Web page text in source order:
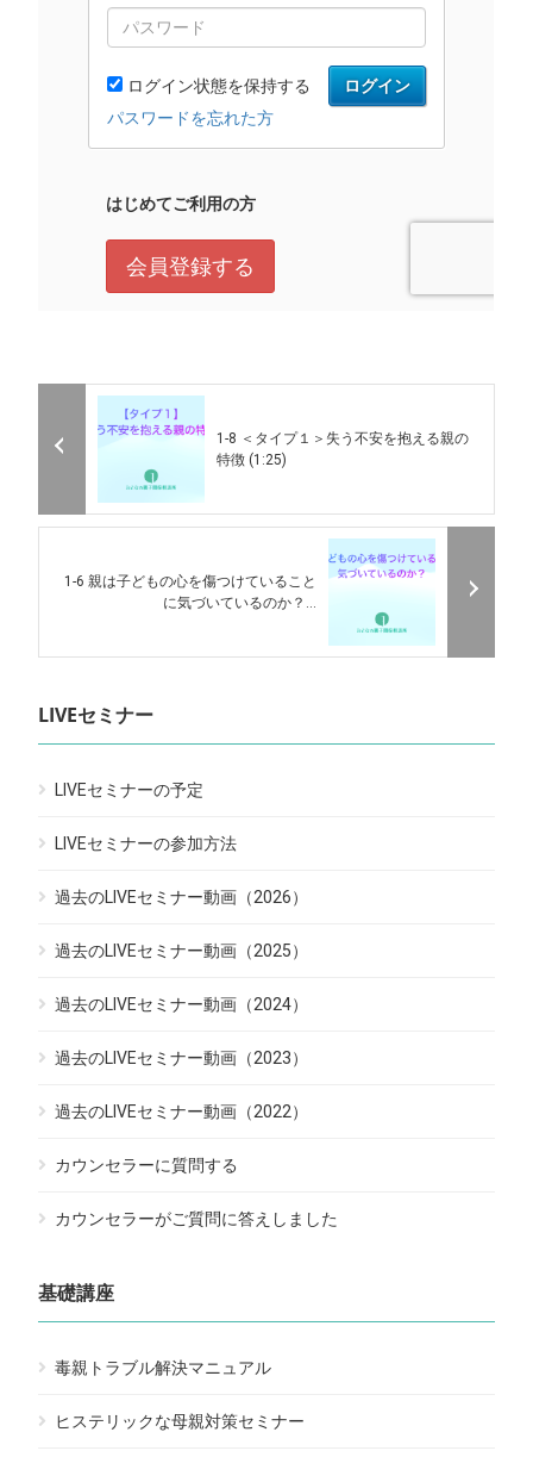
1-8 ＜タイプ１＞失う不安を抱える親の
特徴 (1:25)
1-6 親は子どもの心を傷つけていること
に気づいているのか？...
LIVEセミナー
LIVEセミナーの予定
LIVEセミナーの参加方法
過去のLIVEセミナー動画（2026）
過去のLIVEセミナー動画（2025）
過去のLIVEセミナー動画（2024）
過去のLIVEセミナー動画（2023）
過去のLIVEセミナー動画（2022）
カウンセラーに質問する
カウンセラーがご質問に答えしました
基礎講座
毒親トラブル解決マニュアル
ヒステリックな母親対策セミナー